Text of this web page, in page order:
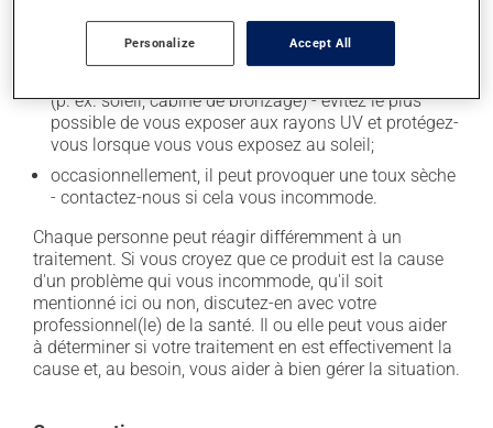
il peut causer une fatigue inhabituelle;
il peut modifier le goût des aliments;
(p. ex. soleil, cabine de bronzage) - évitez le plus
possible de vous exposer aux rayons UV et protégez-
vous lorsque vous vous exposez au soleil;
occasionnellement, il peut provoquer une toux sèche
- contactez-nous si cela vous incommode.
Chaque personne peut réagir différemment à un
traitement. Si vous croyez que ce produit est la cause
d'un problème qui vous incommode, qu'il soit
mentionné ici ou non, discutez-en avec votre
professionnel(le) de la santé. Il ou elle peut vous aider
à déterminer si votre traitement en est effectivement la
cause et, au besoin, vous aider à bien gérer la situation.
Personalize Accept All